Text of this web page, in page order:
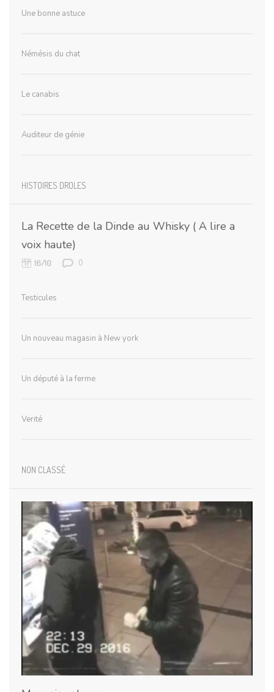
Une bonne astuce
Némésis du chat
Le canabis
Auditeur de génie
HISTOIRES DROLES
La Recette de la Dinde au Whisky ( A lire a
voix haute)
16/10 0
Testicules
Un nouveau magasin à New york
Un député à la ferme
Verité
NON CLASSÉ